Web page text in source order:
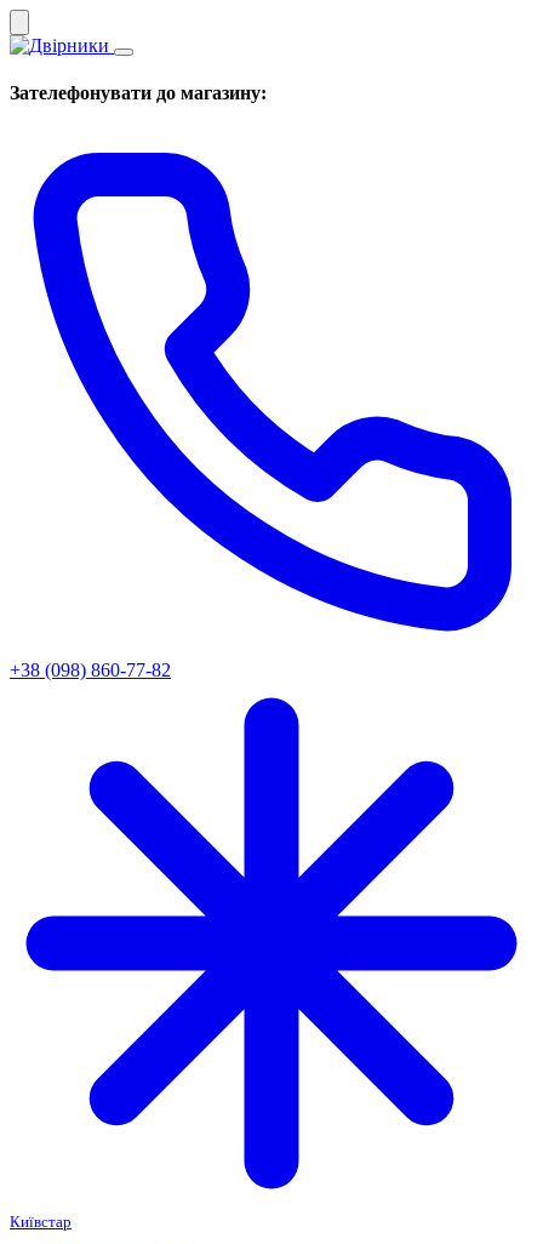
Зателефонувати до магазину:
+38 (098) 860-77-82
Київстар